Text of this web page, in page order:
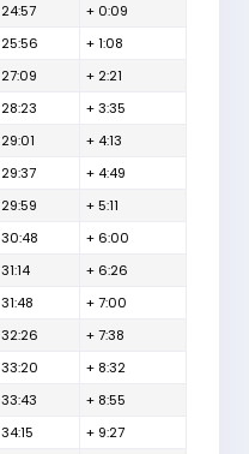
24:57
+ 0:09
25:56
+ 1:08
27:09
+ 2:21
28:23
+ 3:35
29:01
+ 4:13
29:37
+ 4:49
29:59
+ 5:11
30:48
+ 6:00
31:14
+ 6:26
31:48
+ 7:00
32:26
+ 7:38
33:20
+ 8:32
33:43
+ 8:55
34:15
+ 9:27